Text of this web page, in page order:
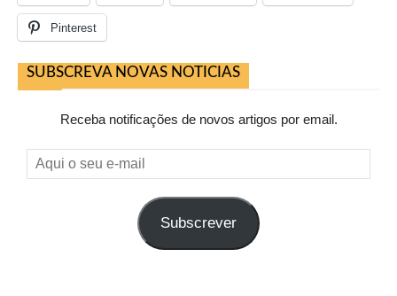
Pinterest
SUBSCREVA NOVAS NOTICIAS
Receba notificações de novos artigos por email.
Aqui
o
Subscrever